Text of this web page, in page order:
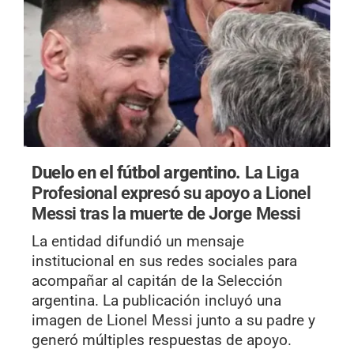
Duelo en el fútbol argentino. La Liga
Profesional expresó su apoyo a Lionel
Messi tras la muerte de Jorge Messi
La entidad difundió un mensaje
institucional en sus redes sociales para
acompañar al capitán de la Selección
argentina. La publicación incluyó una
imagen de Lionel Messi junto a su padre y
generó múltiples respuestas de apoyo.